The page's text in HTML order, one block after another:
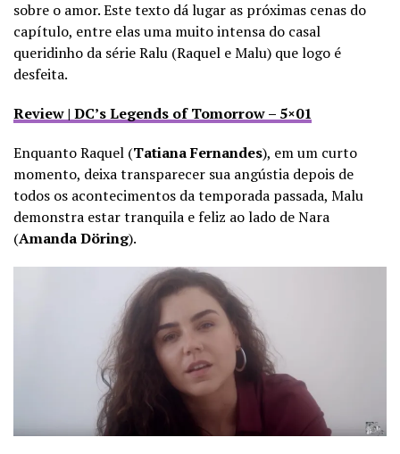
sobre o amor. Este texto dá lugar as próximas cenas do
capítulo, entre elas uma muito intensa do casal
queridinho da série Ralu (Raquel e Malu) que logo é
desfeita.
Review | DC’s Legends of Tomorrow – 5×01
Enquanto Raquel (Tatiana Fernandes), em um curto
momento, deixa transparecer sua angústia depois de
todos os acontecimentos da temporada passada, Malu
demonstra estar tranquila e feliz ao lado de Nara
(Amanda Döring).